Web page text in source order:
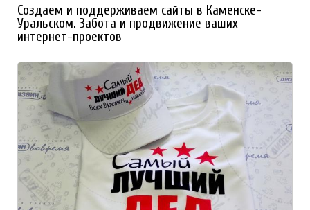
Создаем и поддерживаем сайты в Каменске-
Уральском. Забота и продвижение ваших
интернет-проектов